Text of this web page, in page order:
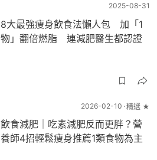
2025-08-31
8大最強瘦身飲食法懶人包 加「1
物」翻倍燃脂 連減肥醫生都認證
2026-02-10 精選 ★
飲食減肥｜吃素減肥反而更胖？營
養師4招輕鬆瘦身推薦1類食物為主